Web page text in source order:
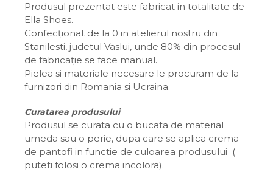
Produsul prezentat este fabricat in totalitate de
Ella Shoes.
Confecționat de la 0 in atelierul nostru din
Stanilesti, judetul Vaslui, unde 80% din procesul
de fabricație se face manual.
Pielea si materiale necesare le procuram de la
furnizori din Romania si Ucraina.
Curatarea produsului
Produsul se curata cu o bucata de material
umeda sau o perie, dupa care se aplica crema
de pantofi in functie de culoarea produsului (
puteti folosi o crema incolora).